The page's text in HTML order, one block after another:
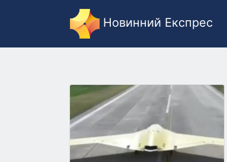
Новинний Експрес